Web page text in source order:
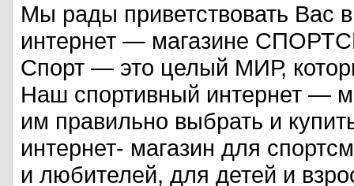
Мы рады приветствовать Вас
интернет — магазине
Спорт — это целый МИР,
Наш спортивный интернет —
им правильно выбрать и
интернет- магазин для
и любителей, для детей и